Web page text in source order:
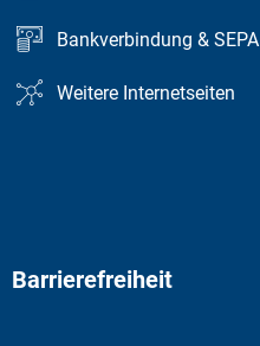
Bankverbindung & SEPA
Weitere Internetseiten
Barrierefreiheit